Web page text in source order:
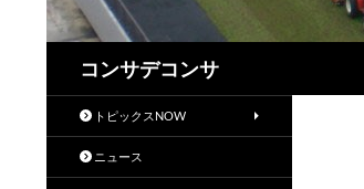
コンサデコンサ
トピックスNOW
ニュース